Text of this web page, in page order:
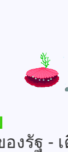
งรัฐ -